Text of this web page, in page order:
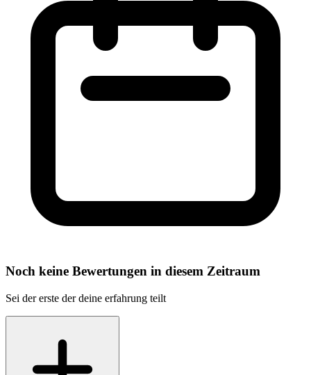
Noch keine Bewertungen in diesem Zeitraum
Sei der erste der deine erfahrung teilt